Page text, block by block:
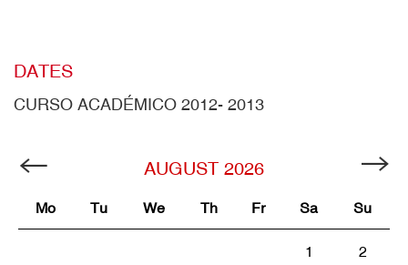
DATES
CURSO ACADÉMICO 2012- 2013
AUGUST 2026
Mo Tu We Th Fr Sa Su
1 2